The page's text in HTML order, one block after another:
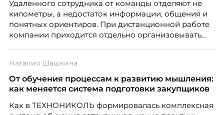
Удаленного сотрудника от команды отделяют не
километры, а недостаток информации, общения и
понятных ориентиров. При дистанционной работе
компании приходится отдельно организовывать
по работе с персоналом Инфомаксимум,
рассказывает, как выстроить адаптацию
распределенной команды без лишнего контроля и
Наталия Шашкина
От обучения процессам к развитию мышления:
как меняется система подготовки закупщиков
Как в ТЕХНОНИКОЛЬ формировалась комплексная